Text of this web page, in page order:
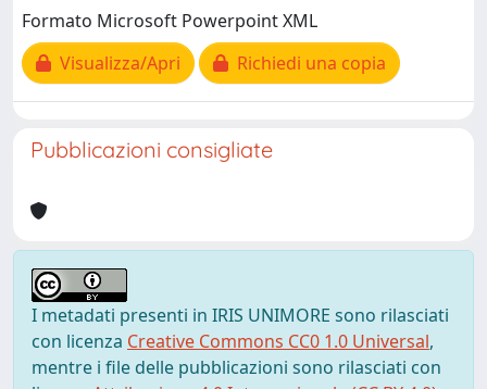
Formato Microsoft Powerpoint XML
Visualizza/Apri
Richiedi una copia
Pubblicazioni consigliate
I metadati presenti in IRIS UNIMORE sono rilasciati
con licenza Creative Commons CC0 1.0 Universal,
mentre i file delle pubblicazioni sono rilasciati con